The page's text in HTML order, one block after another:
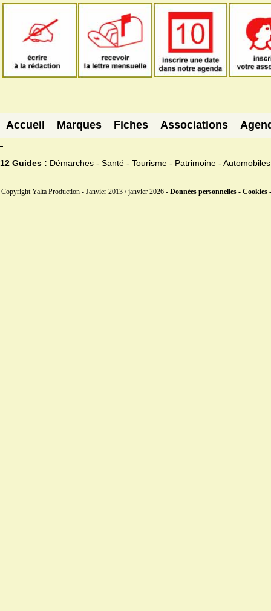
Accueil Marques Fiches Associations
12 Guides : Démarches - Santé - Tourisme - Patrimoine - Automobiles
Copyright Yalta Production - Janvier 2013 / janvier 2026 - Données personnelles - Cookies